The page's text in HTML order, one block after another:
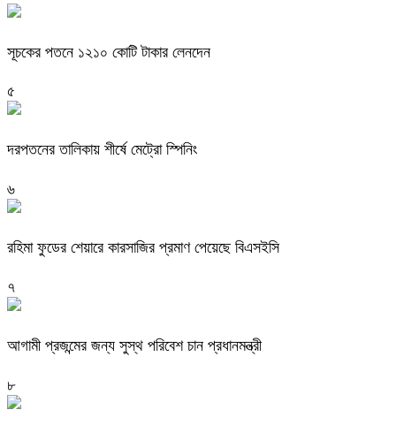
সূচকের পতনে ১২১০ কোটি টাকার লেনদেন
৫
দরপতনের তালিকায় শীর্ষে মেট্রো স্পিনিং
৬
রহিমা ফুডের শেয়ারে কারসাজির প্রমাণ পেয়েছে বিএসইসি
৭
আগামী প্রজন্মের জন্য সুস্থ পরিবেশ চান প্রধানমন্ত্রী
৮